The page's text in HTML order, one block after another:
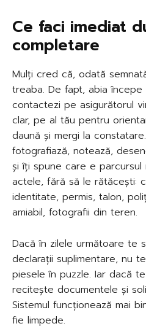
Ce faci imediat
completare
Mulți cred că, odată
treaba. De fapt, abia începe
contactezi pe asigurătorul
clar, pe al tău pentru
daună și mergi la
fotografiază, notează,
și îți spune care e parcursul
actele, fără să le rătăcești:
identitate, permis, talon,
amiabil, fotografii din teren.
Dacă în zilele următoare te
declarații suplimentare, nu
piesele în puzzle. Iar dacă
recitește documentele și
Sistemul funcționează mai
fie limpede.